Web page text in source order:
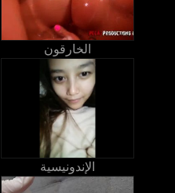
الخارقون
الإندونيسية